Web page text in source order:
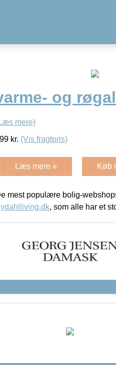
og
mere)
kr. (Vis fragtpris)
Læs mere » Køb
mest populære bolig-
, som alle har et